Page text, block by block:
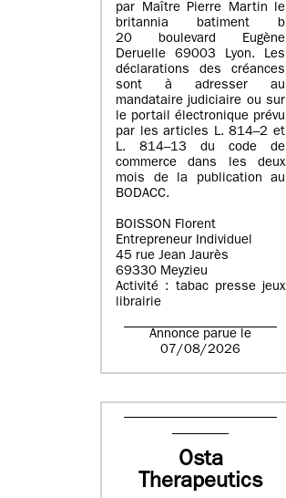
par Maître Pierre Martin le
britannia batiment b
20 boulevard Eugène
Deruelle 69003 Lyon. Les
déclarations des créances
sont à adresser au
mandataire judiciaire ou sur
le portail électronique prévu
par les articles L. 814–2 et
L. 814–13 du code de
commerce dans les deux
mois de la publication au
BODACC.
BOISSON Florent
Entrepreneur Individuel
45 rue Jean Jaurès
69330 Meyzieu
Activité : tabac presse jeux
librairie
Annonce parue le
07/08/2026
Osta
Therapeutics